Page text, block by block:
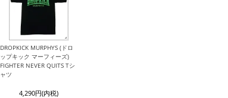
DROPKICK MURPHYS (ドロ
ップキック マーフィーズ)
FIGHTER NEVER QUITS Tシ
ャツ
4,290円(内税)